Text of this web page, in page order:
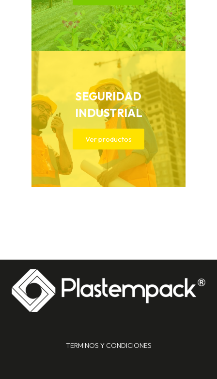
SEGURIDAD
INDUSTRIAL
Ver productos
TERMINOS Y CONDICIONES